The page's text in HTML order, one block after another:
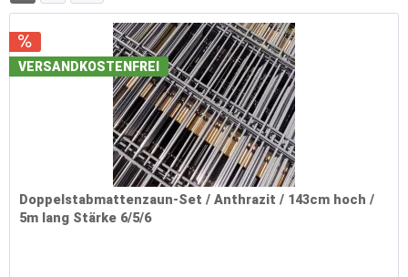
VERSANDKOSTENFREI
Doppelstabmattenzaun-Set / Anthrazit / 143cm hoch /
5m lang Stärke 6/5/6